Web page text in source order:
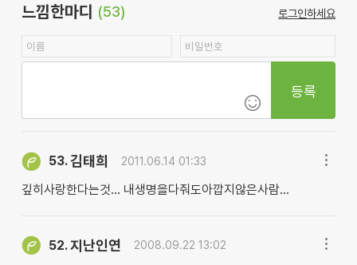
느낌한마디 (53) 로그인하세요
등록
53.김태희 2011.06.14 01:33
깊히사랑한다는것... 내생명을다줘도아깝지않은사람...
52.지난인연 2008.09.22 13:02